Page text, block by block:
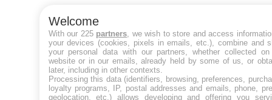
Welcome
With our 225 partners , we wish to store and access
your devices (cookies, pixels in emails, etc.), combine and
your personal data with our partners, whether collected
website or in our emails, already held by some of us, or
later, including in other contexts.
Processing this data (identifiers, browsing, preferences,
loyalty programs, IP, postal addresses and emails, phone,
geolocation, etc.) allows developing and offering you